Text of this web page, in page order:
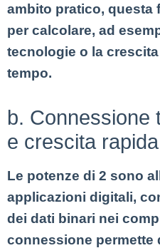
ambito pratico, questa
per calcolare, ad
tecnologie o la
tempo.
b. Connessione
e crescita rapida
Le potenze di 2 sono
applicazioni digitali,
dei dati binari nei
connessione permette